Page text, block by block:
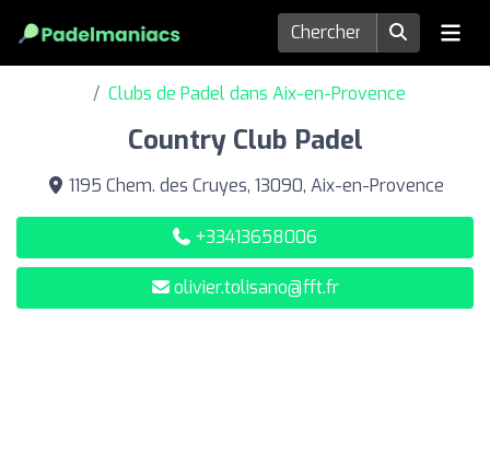
Clubs de Padel dans Aix-en-Provence
Country Club Padel
1195 Chem. des Cruyes, 13090, Aix-en-Provence
+33413658006
olivier.tolisano@fft.fr